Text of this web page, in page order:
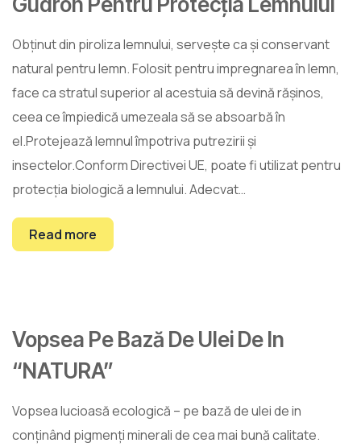
26
mart.
Obținut din piroliza lemnului, servește ca și conservant
natural pentru lemn. Folosit pentru impregnarea în lemn,
face ca stratul superior al acestuia să devină rășinos,
ceea ce împiedică umezeala să se absoarbă în
el.Protejează lemnul împotriva putrezirii și
insectelor.Conform Directivei UE, poate fi utilizat pentru
protecția biologică a lemnului. Adecvat…
Read more
26
mart.
Vopsea Pe Bază De Ulei De In
“NATURA”
Vopsea lucioasă ecologică – pe bază de ulei de in
conținând pigmenți minerali de cea mai bună calitate.